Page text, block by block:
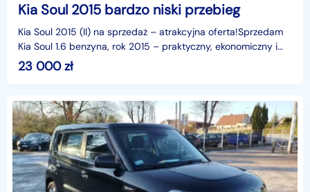
Kia Soul 2015 bardzo niski przebieg
Kia Soul 2015 (II) na sprzedaż – atrakcyjna oferta!Sprzedam
Kia Soul 1.6 benzyna, rok 2015 – praktyczny, ekonomiczny i
wyróżniający się designem crossover.Samoc
23 000zł